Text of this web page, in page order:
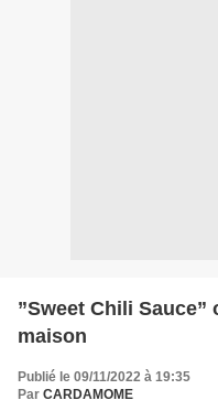
”Sweet Chili
maison
Publié le 09/11/2022 à 19:35
Par CARDAMOME